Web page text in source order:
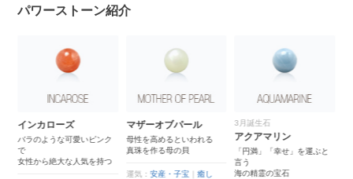
パワーストーン紹介
インカローズ
バラのような可愛いピンク
で
女性から絶大な人気を持つ
マザーオブパール
母性を高めるといわれる
真珠を作る母の貝
運気：安産・子宝 ｜癒し
3月誕生石
アクアマリン
「円満」「幸せ」を運ぶと
言う
海の精霊の宝石